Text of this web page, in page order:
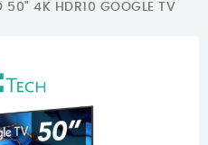
50" 4K HDR10 GOOGLE TV